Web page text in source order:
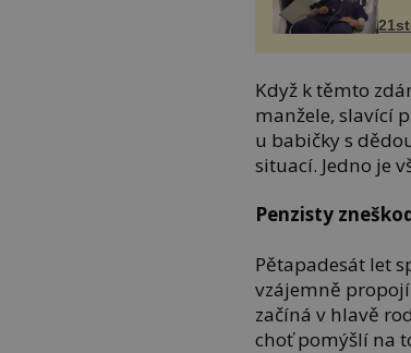
Když k těmto
manžele, slavící
u babičky s
situací. Jedno je
Penzisty
Pětapadesát let
vzájemně
začíná v hlavě
choť pomýšlí na